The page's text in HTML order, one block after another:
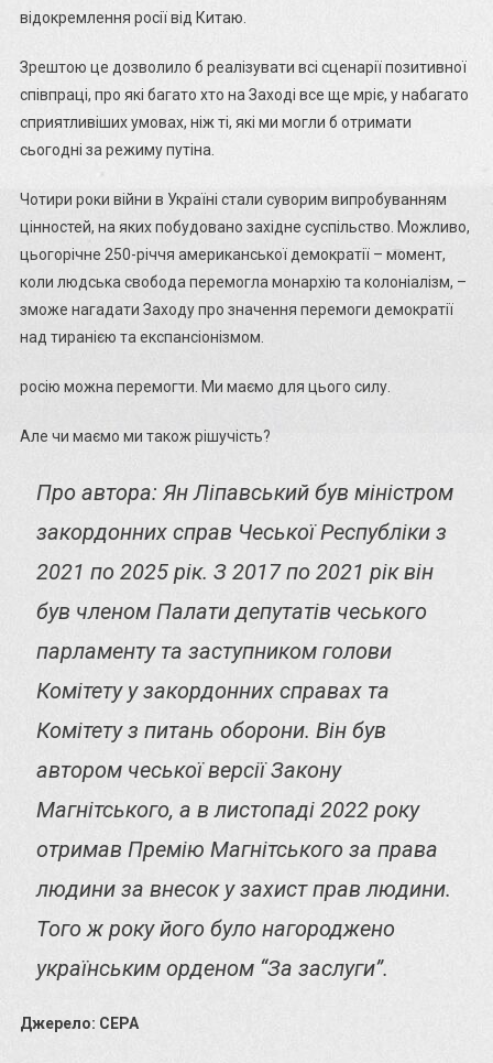
відокремлення росії від Китаю.
Зрештою це дозволило б реалізувати всі сценарії позитивної
співпраці, про які багато хто на Заході все ще мріє, у набагато
сприятливіших умовах, ніж ті, які ми могли б отримати
сьогодні за режиму путіна.
Чотири роки війни в Україні стали суворим випробуванням
цінностей, на яких побудовано західне суспільство. Можливо,
цьогорічне 250-річчя американської демократії – момент,
коли людська свобода перемогла монархію та колоніалізм, –
зможе нагадати Заходу про значення перемоги демократії
над тиранією та експансіонізмом.
росію можна перемогти. Ми маємо для цього силу.
Але чи маємо ми також рішучість?
Про автора: Ян Ліпавський був міністром
закордонних справ Чеської Республіки з
2021 по 2025 рік. З 2017 по 2021 рік він
був членом Палати депутатів чеського
парламенту та заступником голови
Комітету у закордонних справах та
Комітету з питань оборони. Він був
автором чеської версії Закону
Магнітського, а в листопаді 2022 року
отримав Премію Магнітського за права
людини за внесок у захист прав людини.
Того ж року його було нагороджено
українським орденом “За заслуги”.
Джерело: CEPA